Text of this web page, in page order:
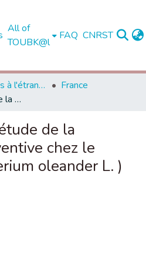
All of
TOUBK@l
FAQ CNRST
Thèses soutenues à l'étranger
France
Contribution à l'étude de la rhizogénèse adventive chez le Laurier rose ( Nerium oleander L. )
de la
chez le
oleander L. )